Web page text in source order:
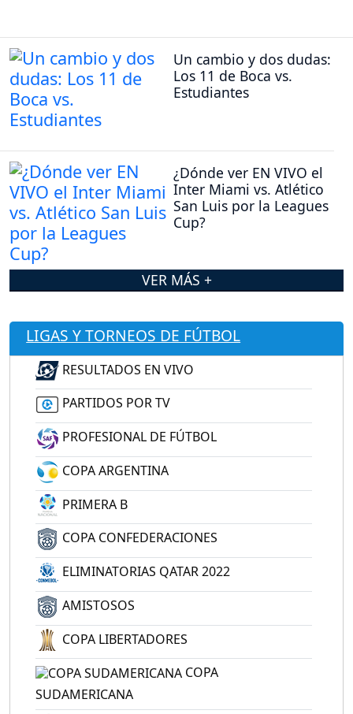
Un cambio y dos dudas:
Los 11 de Boca vs.
Estudiantes
¿Dónde ver EN VIVO el
Inter Miami vs. Atlético
San Luis por la Leagues
Cup?
VER MÁS +
LIGAS Y TORNEOS DE FÚTBOL
RESULTADOS EN VIVO
PARTIDOS POR TV
PROFESIONAL DE FÚTBOL
COPA ARGENTINA
PRIMERA B
COPA CONFEDERACIONES
ELIMINATORIAS QATAR 2022
AMISTOSOS
COPA LIBERTADORES
COPA
SUDAMERICANA